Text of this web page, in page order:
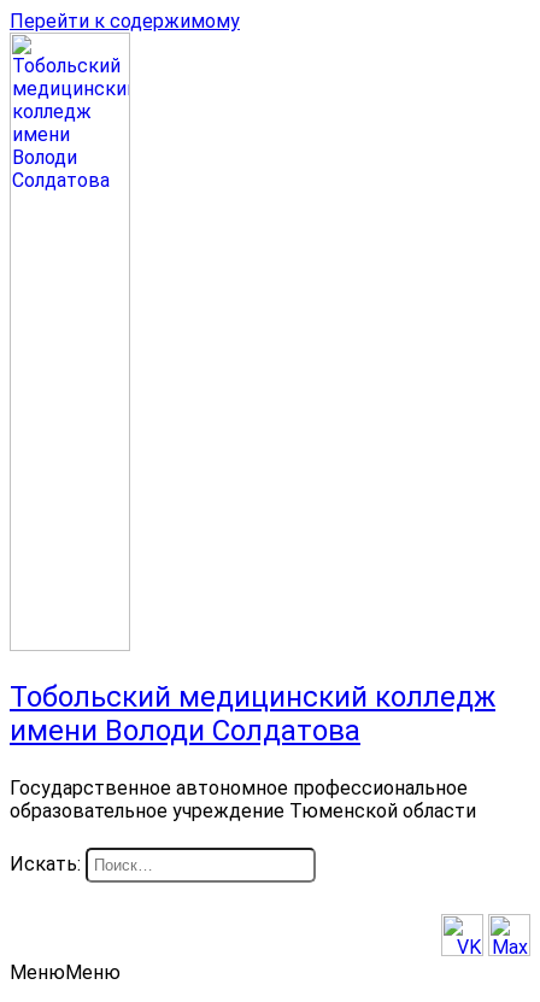
Перейти к содержимому
Тобольский медицинский колледж
имени Володи Солдатова
Государственное автономное профессиональное
образовательное учреждение Тюменской области
Искать:
МенюМеню